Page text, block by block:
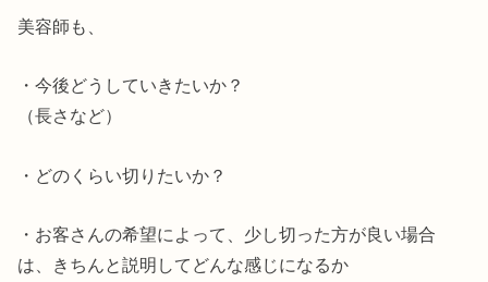
美容師も、
・今後どうしていきたいか？
（長さなど）
・どのくらい切りたいか？
・お客さんの希望によって、少し切った方が良い場合
は、きちんと説明してどんな感じになるか